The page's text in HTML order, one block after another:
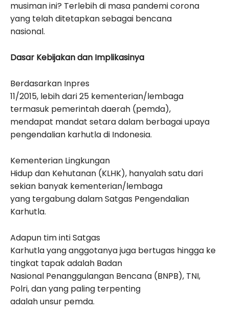
musiman ini? Terlebih di masa pandemi corona
yang telah ditetapkan sebagai bencana
nasional.
Dasar Kebijakan dan Implikasinya
Berdasarkan Inpres
11/2015, lebih dari 25 kementerian/lembaga
termasuk pemerintah daerah (pemda),
mendapat mandat setara dalam berbagai upaya
pengendalian karhutla di Indonesia.
Kementerian Lingkungan
Hidup dan Kehutanan (KLHK), hanyalah satu dari
sekian banyak kementerian/lembaga
yang tergabung dalam Satgas Pengendalian
Karhutla.
Adapun tim inti Satgas
Karhutla yang anggotanya juga bertugas hingga ke
tingkat tapak adalah Badan
Nasional Penanggulangan Bencana (BNPB), TNI,
Polri, dan yang paling terpenting
adalah unsur pemda.